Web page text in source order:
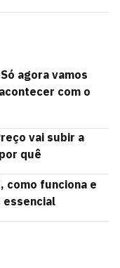
agora vamos
com o
vai subir a
quê
como funciona e
essencial